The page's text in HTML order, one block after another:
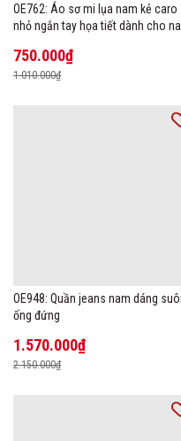
OE762: Áo sơ mi lụa nam kẻ caro
nhỏ ngắn tay họa tiết dành cho
750.000₫
1.010.000₫
OE948: Quần jeans nam dáng
ống đứng
1.570.000₫
2.150.000₫